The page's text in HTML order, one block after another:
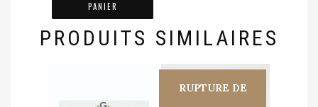
PANIER
PRODUITS SIMILAIRES
RUPTURE DE